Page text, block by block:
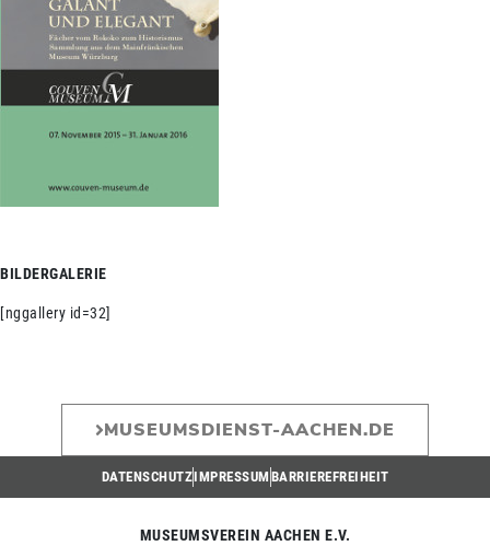
BILDERGALERIE
[nggallery id=32]
MUSEUMSDIENST-AACHEN.DE
DATENSCHUTZIMPRESSUM BARRIEREFREIHEIT
MUSEUMSVEREIN AACHEN E.V.